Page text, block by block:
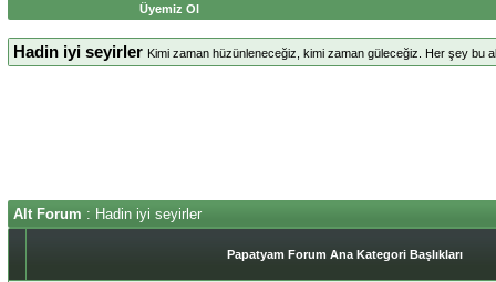
Üyemiz Ol
Hadin iyi seyirler Kimi zaman hüzünleneceğiz, kimi zaman güleceğiz. Her şey bu
Alt Forum : Hadin iyi seyirler
Papatyam Forum Ana Kategori Başlıkları